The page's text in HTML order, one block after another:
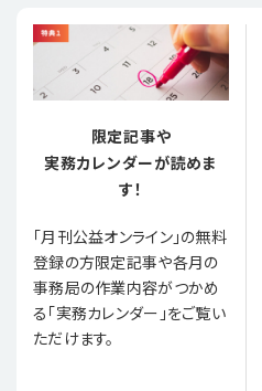
限定記事や
実務カレンダーが読めま
す！
「月刊公益オンライン」の無料
登録の方限定記事や各月の
事務局の作業内容がつかめ
る「実務カレンダー」をご覧い
ただけます。